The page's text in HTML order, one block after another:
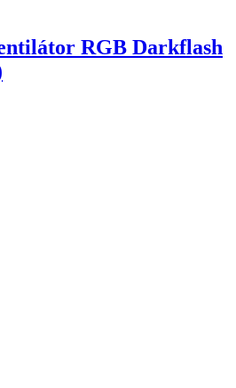
RGB Darkflash